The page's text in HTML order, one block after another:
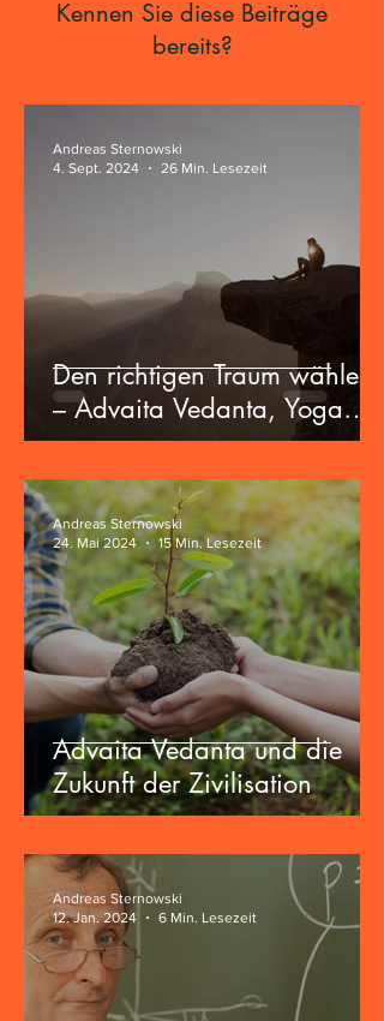
Kennen Sie diese Beiträge
bereits?
Den richtigen Traum wählen
– Advaita Vedanta, Yoga
und die Zukunft der
Zivilisation
Andreas Sternowski
4. Sept. 2024
26 Min. Lesezeit
Advaita Vedanta und die
Zukunft der Zivilisation
Andreas Sternowski
24. Mai 2024
15 Min. Lesezeit
Andreas Sternowski
12. Jan. 2024
6 Min. Lesezeit